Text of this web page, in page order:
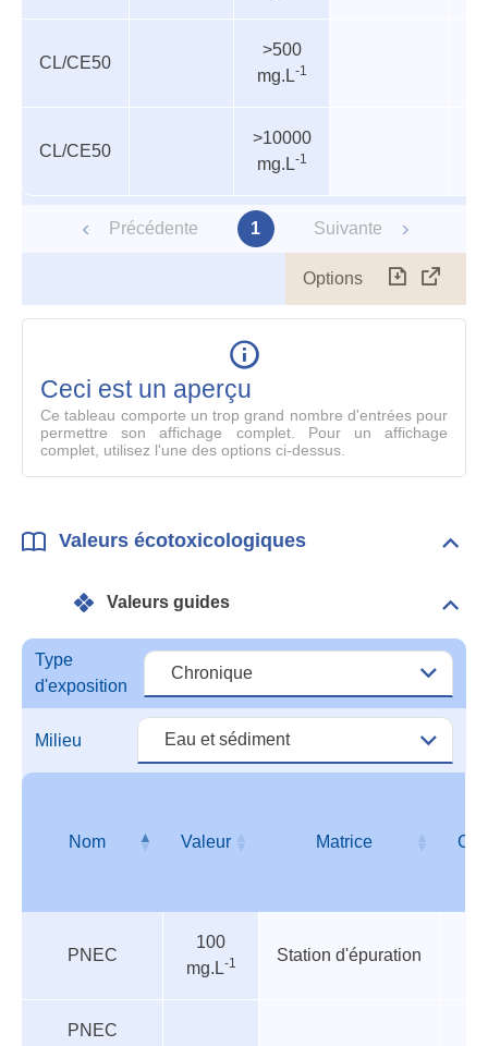
CL/CE50
>500
mg.L-1
CL/CE50
>10000
mg.L-1
Précédente 1 Suivante
Options
le
Ceci est un aperçu
Ce tableau comporte un trop grand nombre d'entrées pour
permettre son affichage complet. Pour un affichage
complet, utilisez l'une des options ci-dessus.
Valeurs écotoxicologiques
Valeurs guides
Type
d'exposition
Milieu
guides
Nom Valeur Matrice
PNEC
100
mg.L-1 Station d'épuration
PNEC